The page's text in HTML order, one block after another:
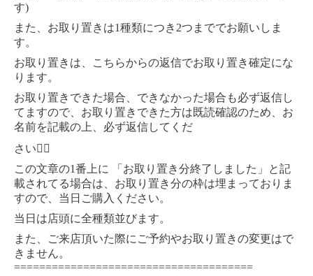
す)
また、お取り置きは1種類につき 2つまででお願いしま
す。
お取り置きは、こちらからの返信でお取り置き確定にな
ります。
お取り置きできた場合、できなかった場合も必ず返信し
てますので、お取り置きできた方は既読確認のため、お
名前を記載の上、必ず返信してくだ
さい🙇‍♀️
この文章の1番上に
「お取り置き分終了しました」と記
載されてる場合は、お取り置き分の枠は埋まっておりま
すので、当日ご購入ください。
当日は店頭に全種類並びます。
また、ご来店頂いた際にご予約やお取り置きの変更はで
きません。
======================================